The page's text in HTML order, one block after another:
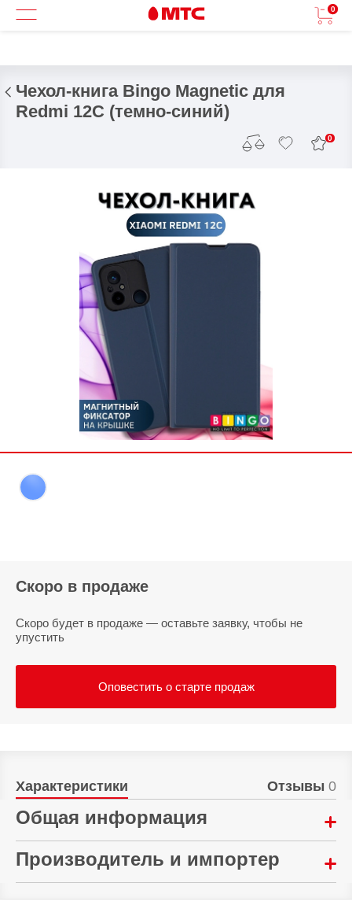
0
Чехол-книга Bingo Magnetic для
Redmi 12C (темно-синий)
0
Скоро в продаже
Скоро будет в продаже — оставьте заявку, чтобы не
упустить
Оповестить о старте продаж
Характеристики Отзывы 0
Общая информация
Материал:
Полиуретан
Тип:
Производитель и импортер
Произведено в стране: